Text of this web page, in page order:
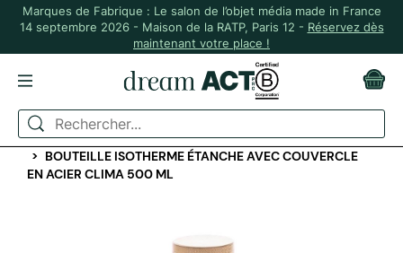
Marques de Fabrique : Le salon de l’objet média made in France
14 septembre 2026 - Maison de la RATP, Paris 12 - Réservez dès
maintenant votre place !
ACCUEIL
GOURDES ET BOUTEILLES
GOURDES ET BOUTEILLES ISOTHERMES
BOUTEILLE ISOTHERME ÉTANCHE AVEC COUVERCLE
EN ACIER CLIMA 500 ML